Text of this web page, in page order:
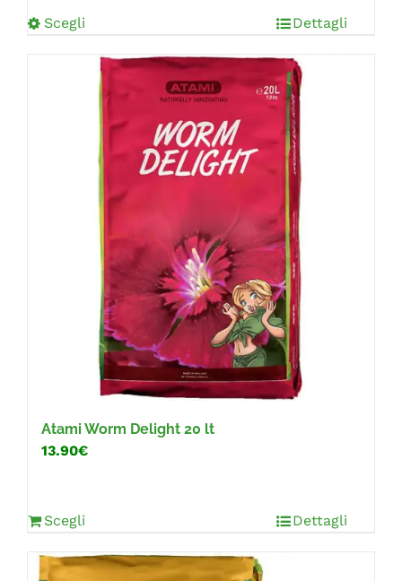
Scegli Dettagli
Atami Worm Delight 20 lt
13.90€
Scegli Dettagli